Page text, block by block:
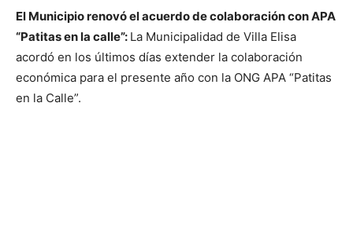
El Municipio renovó el acuerdo de colaboración con APA
“Patitas en la calle”: La Municipalidad de Villa Elisa
acordó en los últimos días extender la colaboración
económica para el presente año con la ONG APA “Patitas
en la Calle”.